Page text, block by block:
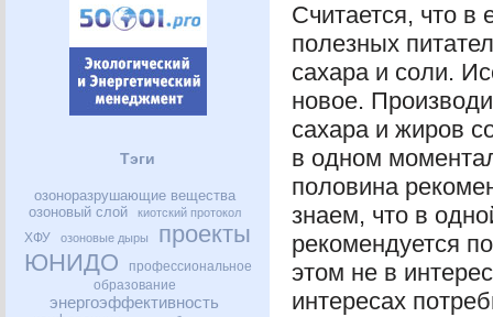
Тэги
озоноразрушающие вещества
озоновый слой
киотский протокол
ХФУ озоновые дыры
проекты
ЮНИДО
профессиональное
образование
энергоэффективность
Считается, что в
полезных
сахара и соли.
новое.
сахара и жиров
в одном
половина
знаем, что в
рекомендуется
этом не в
интересах